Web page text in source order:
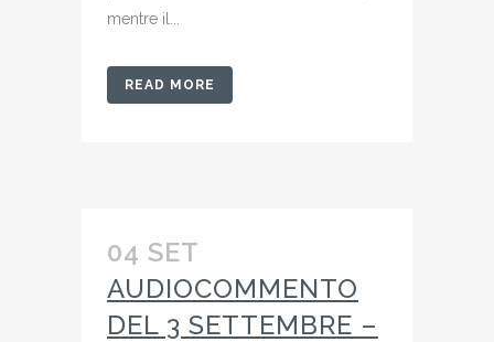
mentre il...
READ MORE
04 SET
AUDIOCOMMENTO
DEL 3 SETTEMBRE –